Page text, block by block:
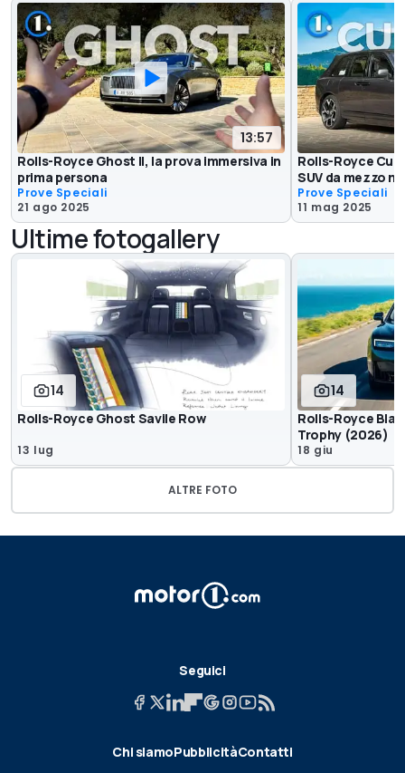
13:57
Rolls-Royce Ghost II, la prova immersiva in
prima persona
Prove Speciali
21 ago 2025
Rolls-Royce
SUV da mezzo
Prove Speciali
11 mag 2025
Ultime fotogallery
14
Rolls-Royce Ghost Savile Row
13 lug
14
Rolls-Royce
Trophy (2026)
18 giu
ALTRE FOTO
Seguici
Chi siamoPubblicitàContatti